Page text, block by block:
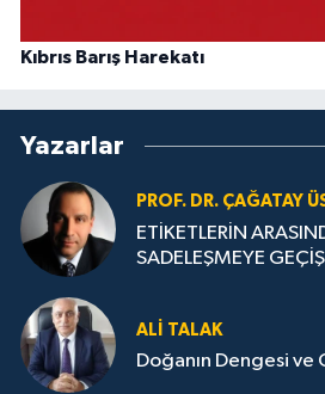
Kıbrıs Barış Harekatı
Yazarlar
PROF. DR. ÇAĞATAY
ETİKETLERİN
SADELEŞMEYE GEÇİŞ
ALI TALAK
Doğanın Dengesi ve